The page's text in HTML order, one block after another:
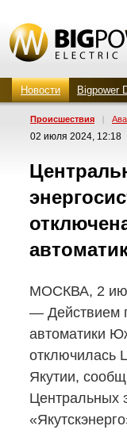
Новости Bigpower
Проиcшествия |
02 июля 2024, 12:18
МОСКВА, 2
— Действием
автоматики
отключилась
Якутии,
Центральных